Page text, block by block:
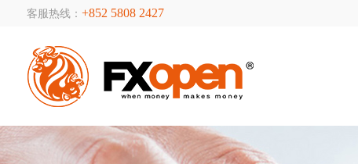
客服热线： +852 5808 2427